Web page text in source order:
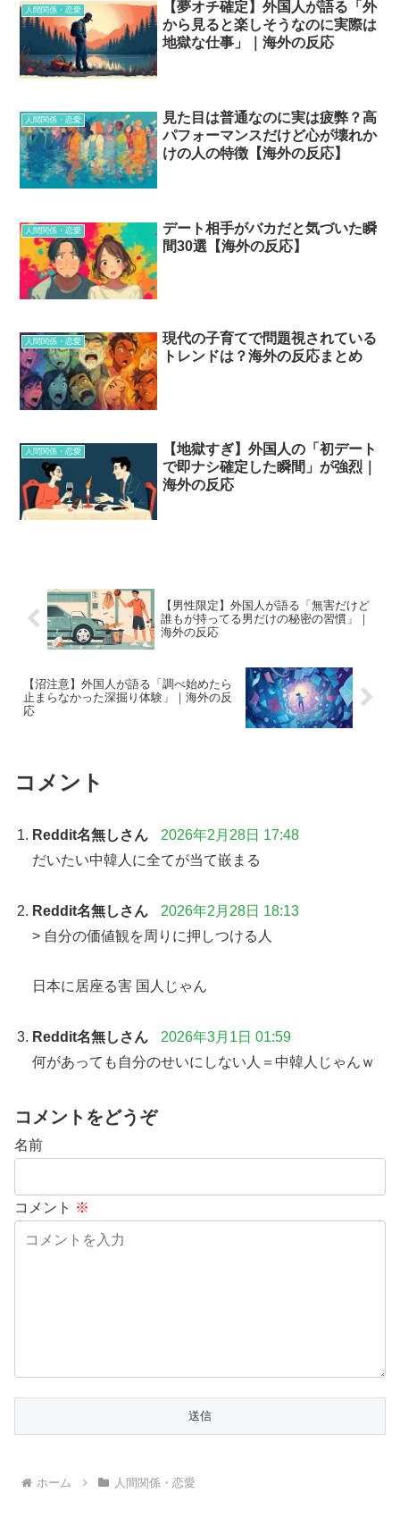
人間関係・恋愛
【夢オチ確定】外国人が語る「外
から見ると楽しそうなのに実際は
地獄な仕事」｜海外の反応
人間関係・恋愛
見た目は普通なのに実は疲弊？高
パフォーマンスだけど心が壊れか
けの人の特徴【海外の反応】
人間関係・恋愛
デート相手がバカだと気づいた瞬
間30選【海外の反応】
人間関係・恋愛
現代の子育てで問題視されている
トレンドは？海外の反応まとめ
人間関係・恋愛
【地獄すぎ】外国人の「初デート
で即ナシ確定した瞬間」が強烈｜
海外の反応
【男性限定】外国人が語る「無害だけど
誰もが持ってる男だけの秘密の習慣」｜
海外の反応
【沼注意】外国人が語る「調べ始めたら
止まらなかった深掘り体験」｜海外の反
応
コメント
Reddit名無しさん
2026年2月28日 17:48
だいたい中韓人に全てが当て嵌まる
Reddit名無しさん
2026年2月28日 18:13
> 自分の価値観を周りに押しつける人
日本に居座る害 国人じゃん
Reddit名無しさん
2026年3月1日 01:59
何があっても自分のせいにしない人＝中韓人じゃんｗ
コメントをどうぞ
名前
コメント ※
ホーム 人間関係・恋愛